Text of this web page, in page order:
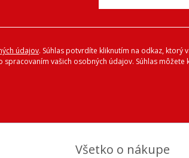
údajov. Súhlas potvrdíte kliknutím na odkaz, ktorý
vašich osobných údajov. Súhlas
Všetko o nákupe